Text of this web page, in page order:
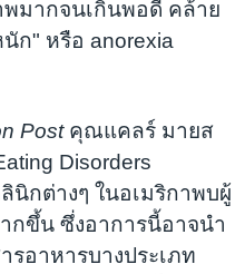
มากจนเกินพอดี คล้าย
ก" หรือ anorexia
Post คุณแคลร์ มายส
Disorders
นิกต่างๆ ในอเมริกาพบผู้
กขึ้น ซึ่งอาการนี้อาจนำ
รอาหารบางประเภท